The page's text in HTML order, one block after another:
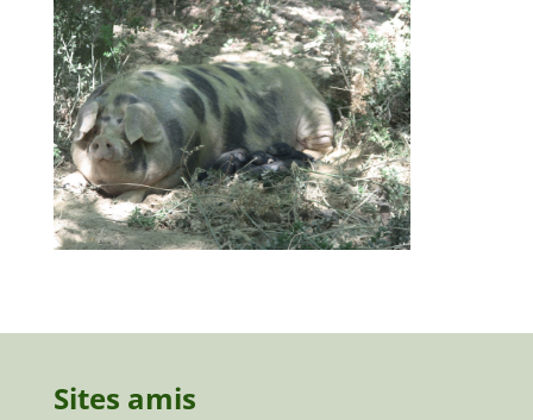
Sites amis